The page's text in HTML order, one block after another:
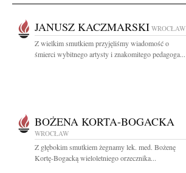
JANUSZ KACZMARSKI WROCŁAW
Z wielkim smutkiem przyjęliśmy wiadomość o
śmierci wybitnego artysty i znakomitego pedagoga...
BOŻENA KORTA-BOGACKA
WROCŁAW
Z głębokim smutkiem żegnamy lek. med. Bożenę
Kortę-Bogacką wieloletniego orzecznika...